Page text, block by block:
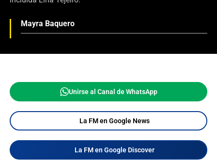
Mayra Baquero
Unirse al Canal de WhatsApp
La FM en Google News
La FM en Google Discover